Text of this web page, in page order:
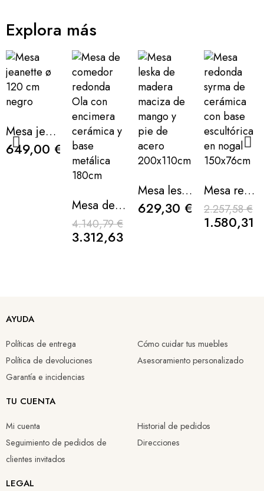
Explora más
Mesa jeanette ø 120 cm negro
649,00 €
Mesa de comedor redonda Ola con encimera cerámica y base metálica 180cm
4.140,79 €
3.312,63 €
Mesa leska de madera maciza de mango y pie de acero 200x110cm
629,30 €
Mesa redonda syrma de cerámica con base escultórica en nogal 150x76cm
2.257,58 €
1.580,31
1.557,21 €
1.090,05 €
423,18 €
190,43 €
839,00 €
AYUDA
Políticas de entrega
Política de devoluciones
Garantía e incidencias
Cómo cuidar tus muebles
Asesoramiento personalizado
TU CUENTA
Mi cuenta
Seguimiento de pedidos de
clientes invitados
Historial de pedidos
Direcciones
LEGAL